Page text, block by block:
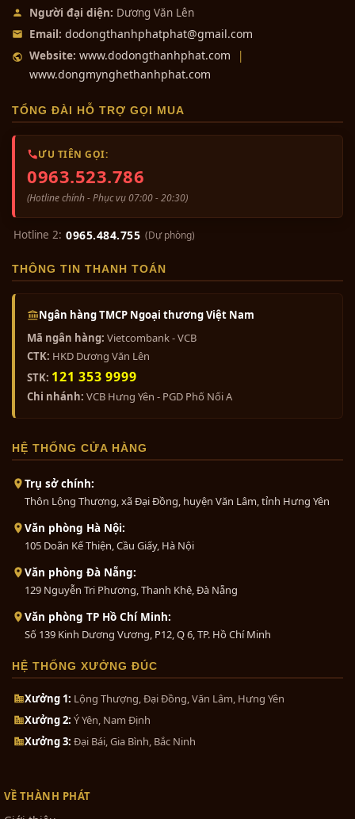
Người đại diện: Dương Văn Lên
Email: dodongthanhphatphat@gmail.com
Website: www.dodongthanhphat.com |
www.dongmynghethanhphat.com
TỔNG ĐÀI HỖ TRỢ GỌI MUA
ƯU TIÊN GỌI:
0963.523.786
(Hotline chính - Phục vụ 07:00 - 20:30)
Hotline 2: 0965.484.755 (Dự phòng)
THÔNG TIN THANH TOÁN
Ngân hàng TMCP Ngoại thương Việt Nam
Mã ngân hàng: Vietcombank - VCB
CTK: HKD Dương Văn Lên
STK: 121 353 9999
Chi nhánh: VCB Hưng Yên - PGD Phố Nối A
HỆ THỐNG CỬA HÀNG
Trụ sở chính:
Thôn Lộng Thượng, xã Đại Đồng, huyện Văn Lâm, tỉnh Hưng Yên
Văn phòng Hà Nội:
105 Doãn Kế Thiện, Cầu Giấy, Hà Nội
Văn phòng Đà Nẵng:
129 Nguyễn Tri Phương, Thanh Khê, Đà Nẵng
Văn phòng TP Hồ Chí Minh:
Số 139 Kinh Dương Vương, P12, Q 6, TP. Hồ Chí Minh
HỆ THỐNG XƯỞNG ĐÚC
Xưởng 1: Lộng Thượng, Đại Đồng, Văn Lâm, Hưng Yên
Xưởng 2: Ý Yên, Nam Định
Xưởng 3: Đại Bái, Gia Bình, Bắc Ninh
VỀ THÀNH PHÁT